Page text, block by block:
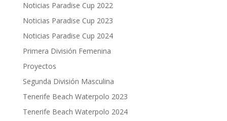
Noticias Paradise Cup 2022
Noticias Paradise Cup 2023
Noticias Paradise Cup 2024
Primera División Femenina
Proyectos
Segunda División Masculina
Tenerife Beach Waterpolo 2023
Tenerife Beach Waterpolo 2024